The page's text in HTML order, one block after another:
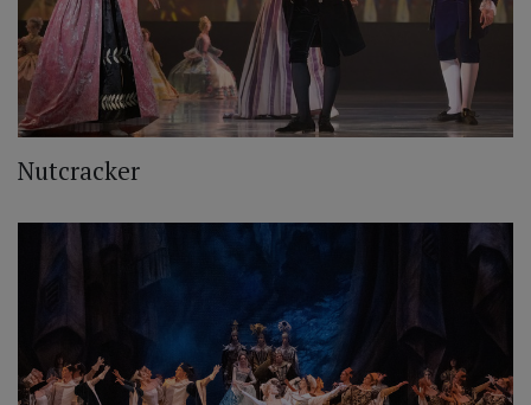
Nutcracker